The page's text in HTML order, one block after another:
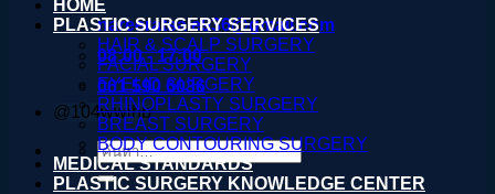
nareeratsale936@gmail.com
08:00 - 17:00
061 590 6036
@104wwihb
ค้นหา:
HOME
PLASTIC SURGERY SERVICES
HAIR & SCALP SURGERY
FACIAL SURGERY
EYELID SURGERY
RHINOPLASTY SURGERY
BREAST SURGERY
BODY CONTOURING SURGERY
MEDICAL STANDARDS
PLASTIC SURGERY KNOWLEDGE CENTER